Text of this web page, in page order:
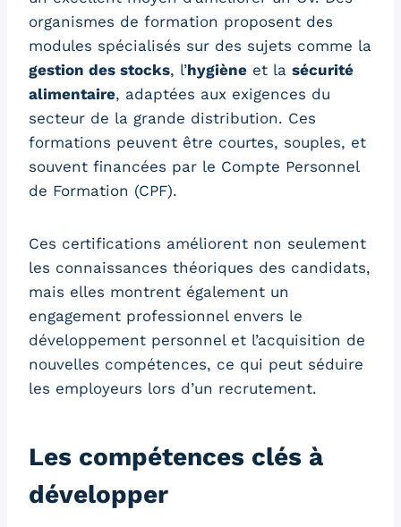
organismes de formation proposent des
modules spécialisés sur des sujets comme la
gestion des stocks, l’hygiène et la sécurité
alimentaire, adaptées aux exigences du
secteur de la grande distribution. Ces
formations peuvent être courtes, souples, et
souvent financées par le Compte Personnel
de Formation (CPF).
Ces certifications améliorent non seulement
les connaissances théoriques des candidats,
mais elles montrent également un
engagement professionnel envers le
développement personnel et l’acquisition de
nouvelles compétences, ce qui peut séduire
les employeurs lors d’un recrutement.
Les compétences clés à
développer